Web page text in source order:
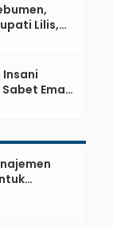
Lilis,
Insani
Emas
Suci